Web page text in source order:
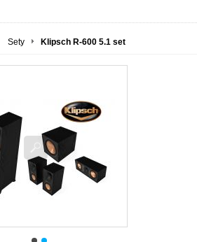
Sety Klipsch R-600 5.1 set